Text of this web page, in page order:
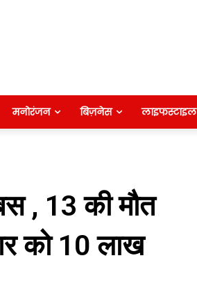
मनोरंजन बिज़नेस लाइफस्टाइल
, 13 की मौत
को 10 लाख